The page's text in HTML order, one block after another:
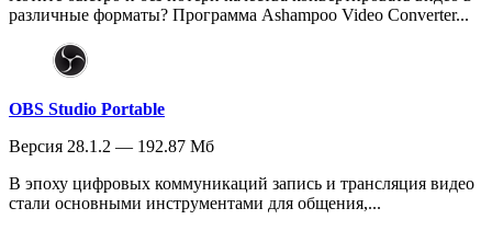
различные форматы? Программа Ashampoo Video Converter...
OBS Studio Portable
Версия 28.1.2 — 192.87 Мб
В эпоху цифровых коммуникаций запись и трансляция видео
стали основными инструментами для общения,...